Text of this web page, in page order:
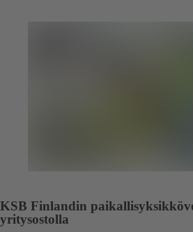
KSB Finlandin
yritysostolla